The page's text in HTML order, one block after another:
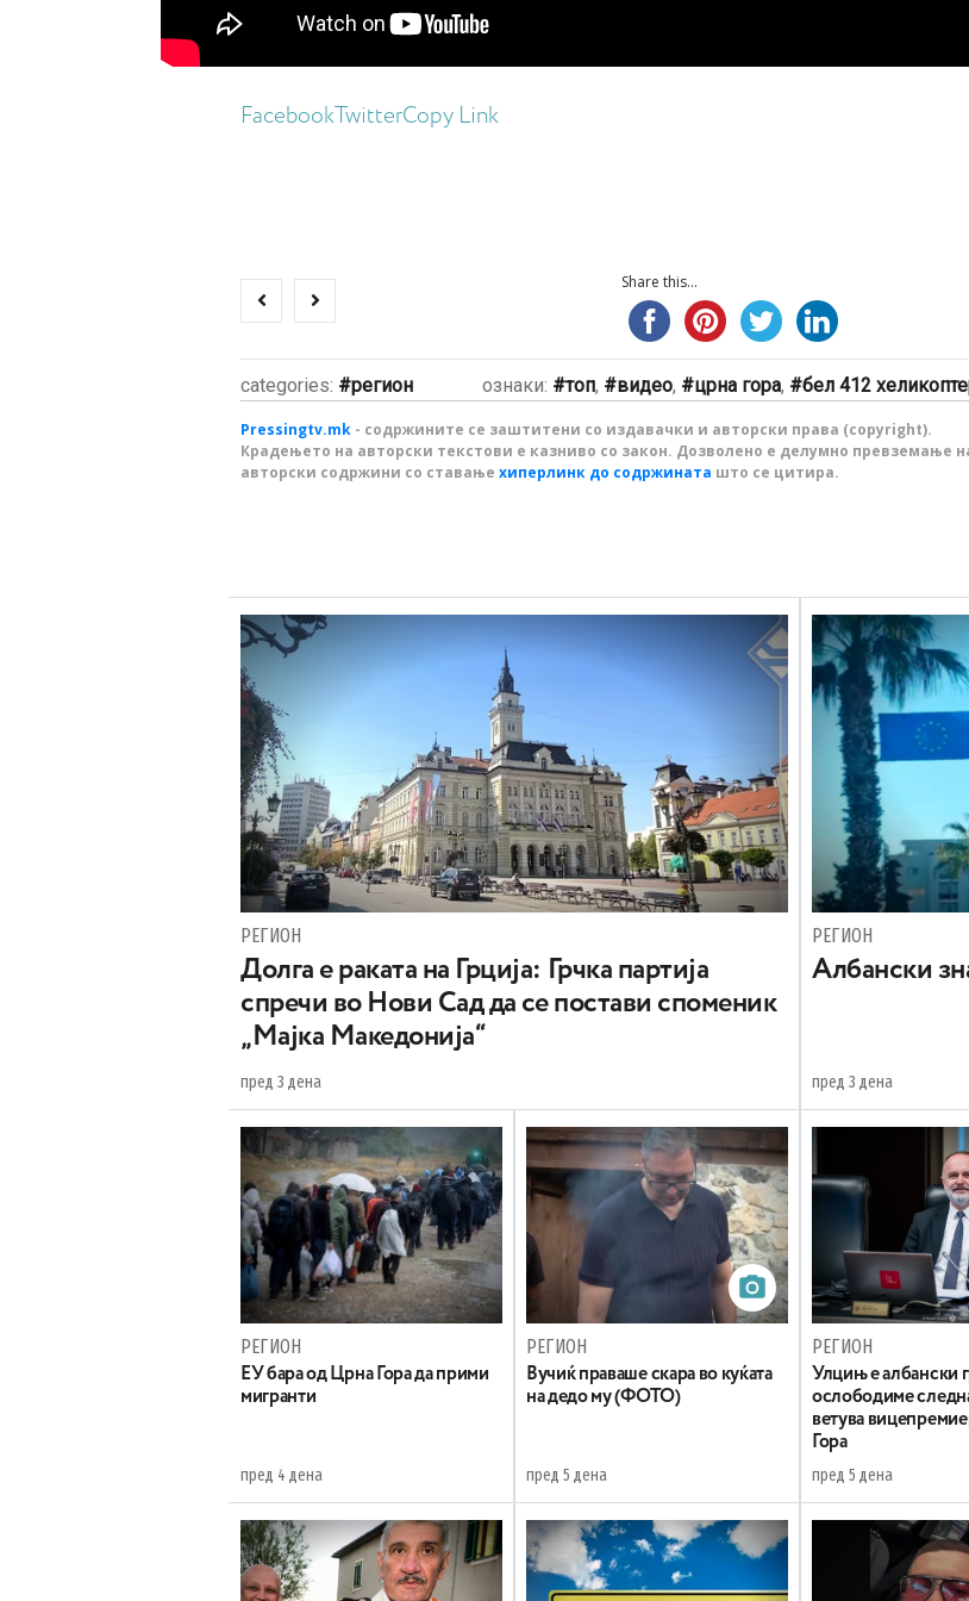
Facebook TwitterCopy Link
Share this...
categories: регион ознаки: топ, видео, црна гора, бел 412
Pressingtv.mk - содржините се заштитени со издавачки и авторски права (copyright).
Крадењето на авторски текстови е казниво со закон. Дозволено е делумно превземање
авторски содржини со ставање хиперлинк до содржината што се цитира.
РЕГИОН
Долга е раката на Грција: Грчка партија
спречи во Нови Сад да се постави споменик
„Мајка Македонија“
пред 3 дена
РЕГИОН
Aлбански
пред 3 дена
РЕГИОН
EУ бара од Црна Гора да прими
мигранти
пред 4 дена
РЕГИОН
Вучиќ праваше скара во куќата
на дедо му (ФОТО)
пред 5 дена
РЕГИОН
Улцињ е албански
ослободиме
ветува
Гора
пред 5 дена